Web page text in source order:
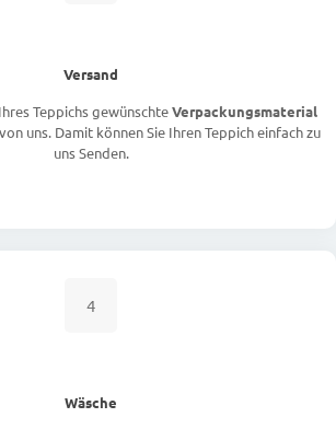
Versand
Teppichs gewünschteVerpackungsmaterial
uns. Damit können Sie Ihren Teppich einfach zu
uns Senden.
4
Wäsche